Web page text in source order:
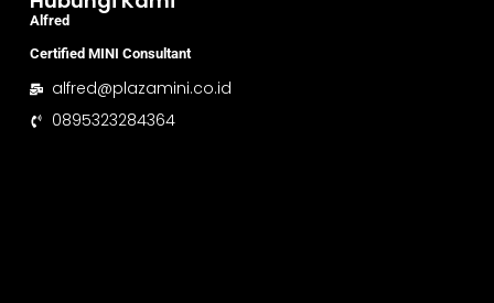
Alfred
Certified MINI Consultant
alfred@plazamini.co.id
0895323284364